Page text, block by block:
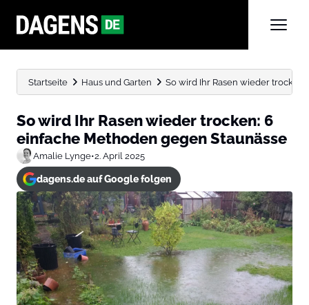
Startseite Haus und Garten So wird Ihr Rasen wieder
So wird Ihr Rasen wieder trocken: 6
einfache Methoden gegen Staunässe
Amalie Lynge•2. April 2025
dagens.de auf Google folgen